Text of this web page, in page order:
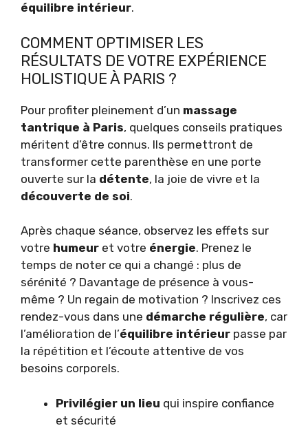
équilibre intérieur.
COMMENT OPTIMISER LES
RÉSULTATS DE VOTRE EXPÉRIENCE
HOLISTIQUE À PARIS ?
Pour profiter pleinement d’un massage
tantrique à Paris, quelques conseils pratiques
méritent d’être connus. Ils permettront de
transformer cette parenthèse en une porte
ouverte sur la détente, la joie de vivre et la
découverte de soi.
Après chaque séance, observez les effets sur
votre humeur et votre énergie. Prenez le
temps de noter ce qui a changé : plus de
sérénité ? Davantage de présence à vous-
même ? Un regain de motivation ? Inscrivez ces
rendez-vous dans une démarche régulière, car
l’amélioration de l’équilibre intérieur passe par
la répétition et l’écoute attentive de vos
besoins corporels.
Privilégier un lieu qui inspire confiance
et sécurité